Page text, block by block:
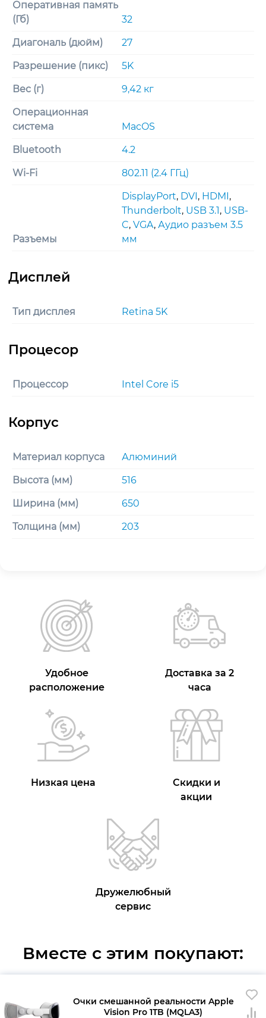
Оперативная память
(Гб)
32
Диагональ (дюйм) 27
Разрешение (пикс) 5K
Вес (г) 9,42 кг
Операционная
система
MacOS
Bluetooth 4.2
Wi-Fi 802.11 (2.4 ГГц)
Разъемы
DisplayPort, DVI, HDMI,
Thunderbolt, USB 3.1, USB-
C, VGA, Аудио разъем 3.5
мм
Тип дисплея Retina 5K
Процессор Intel Core i5
Материал корпуса Алюминий
Высота (мм) 516
Ширина (мм) 650
Толщина (мм) 203
Удобное
расположение
Доставка за 2
часа
Низкая цена
Скидки и
акции
Дружелюбный
сервис
Вместе с этим покупают:
Очки смешанной реальности Apple
Vision Pro 1TB (MQLA3)